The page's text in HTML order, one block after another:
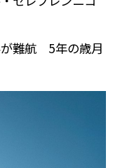
が難航 5年の歳月